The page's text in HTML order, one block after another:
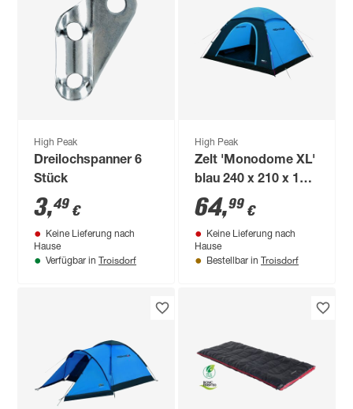
High Peak
Dreilochspanner 6
Stück
3,49 €
Keine Lieferung nach
Hause
Verfügbar in Troisdorf
High Peak
Zelt 'Monodome XL'
blau 240 x 210 x 130
cm
64,99 €
Keine Lieferung nach
Hause
Bestellbar in Troisdorf